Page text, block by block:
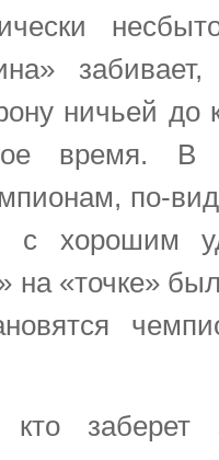
ничьей до
время. В
по-
с хорошим
на «точке»
заберет